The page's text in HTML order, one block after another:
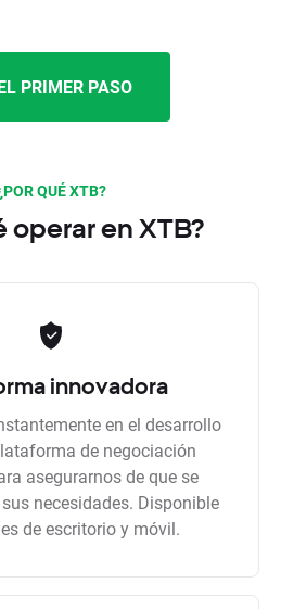
PRIMER PASO
QUÉ XTB?
operar en XTB?
innovadora
en el desarrollo
de negociación
asegurarnos de que se
necesidades. Disponible
de escritorio y móvil.